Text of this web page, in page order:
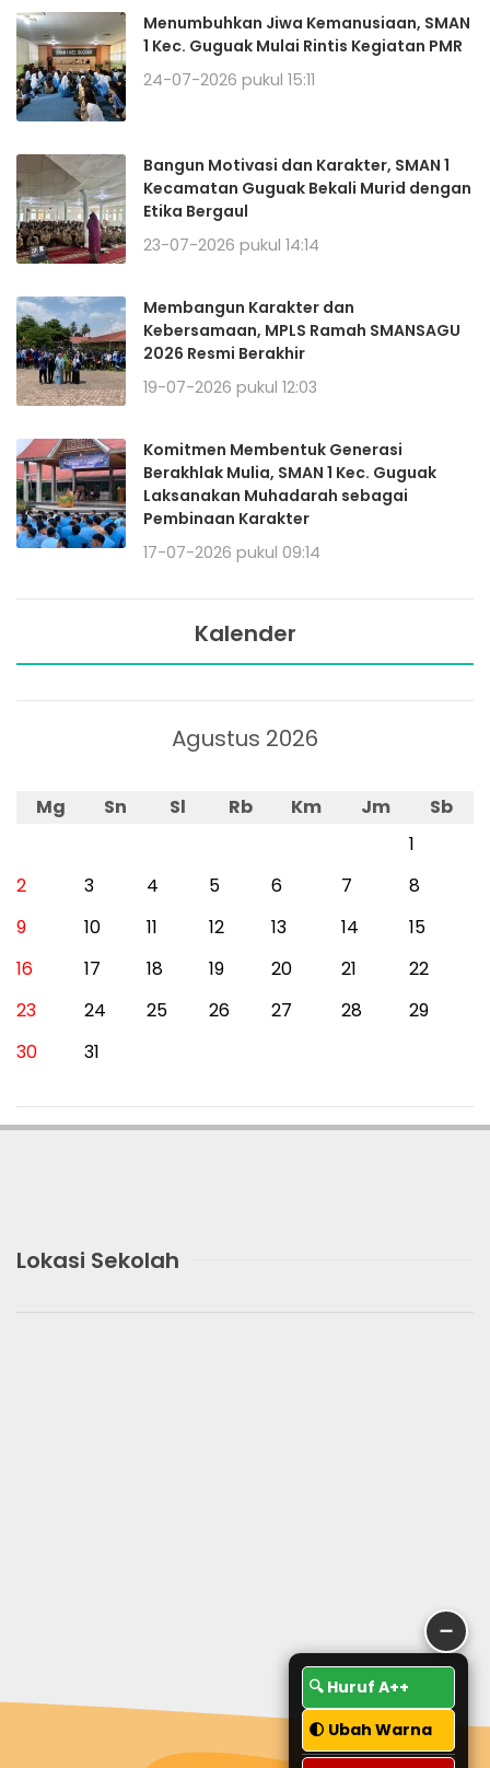
➖
🔍 Huruf A++
🌓 Ubah Warna
Menumbuhkan Jiwa Kemanusiaan, SMAN
1 Kec. Guguak Mulai Rintis Kegiatan PMR
24-07-2026 pukul 15:11
Bangun Motivasi dan Karakter, SMAN 1
Kecamatan Guguak Bekali Murid dengan
Etika Bergaul
23-07-2026 pukul 14:14
Membangun Karakter dan
Kebersamaan, MPLS Ramah SMANSAGU
2026 Resmi Berakhir
19-07-2026 pukul 12:03
Komitmen Membentuk Generasi
Berakhlak Mulia, SMAN 1 Kec. Guguak
Laksanakan Muhadarah sebagai
Pembinaan Karakter
17-07-2026 pukul 09:14
Kalender
Agustus 2026
Mg Sn Sl Rb Km Jm
Sb
1
2
3 4 5 6 7
8
9
10 11 12 13 14
15
16
17 18 19 20 21
22
23
24 25 26 27 28
29
30
31
Lokasi Sekolah